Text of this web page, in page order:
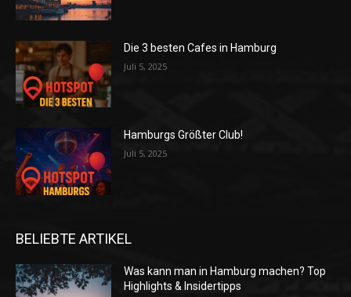
Die 3 besten Cafes in Hamburg
Juli 5, 2025
Hamburgs Größter Club!
Juli 5, 2025
BELIEBTE ARTIKEL
Was kann man in Hamburg machen? Top
Highlights & Insidertipps